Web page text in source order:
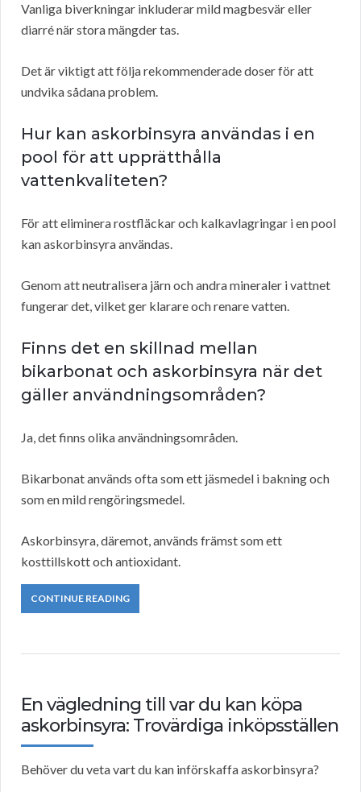
Vanliga biverkningar inkluderar mild magbesvär eller
diarré när stora mängder tas.
Det är viktigt att följa rekommenderade doser för att
undvika sådana problem.
Hur kan askorbinsyra användas i en
pool för att upprätthålla
vattenkvaliteten?
För att eliminera rostfläckar och kalkavlagringar i en pool
kan askorbinsyra användas.
Genom att neutralisera järn och andra mineraler i vattnet
fungerar det, vilket ger klarare och renare vatten.
Finns det en skillnad mellan
bikarbonat och askorbinsyra när det
gäller användningsområden?
Ja, det finns olika användningsområden.
Bikarbonat används ofta som ett jäsmedel i bakning och
som en mild rengöringsmedel.
Askorbinsyra, däremot, används främst som ett
kosttillskott och antioxidant.
CONTINUE READING
En vägledning till var du kan köpa
askorbinsyra: Trovärdiga inköpsställen
Behöver du veta vart du kan införskaffa askorbinsyra?